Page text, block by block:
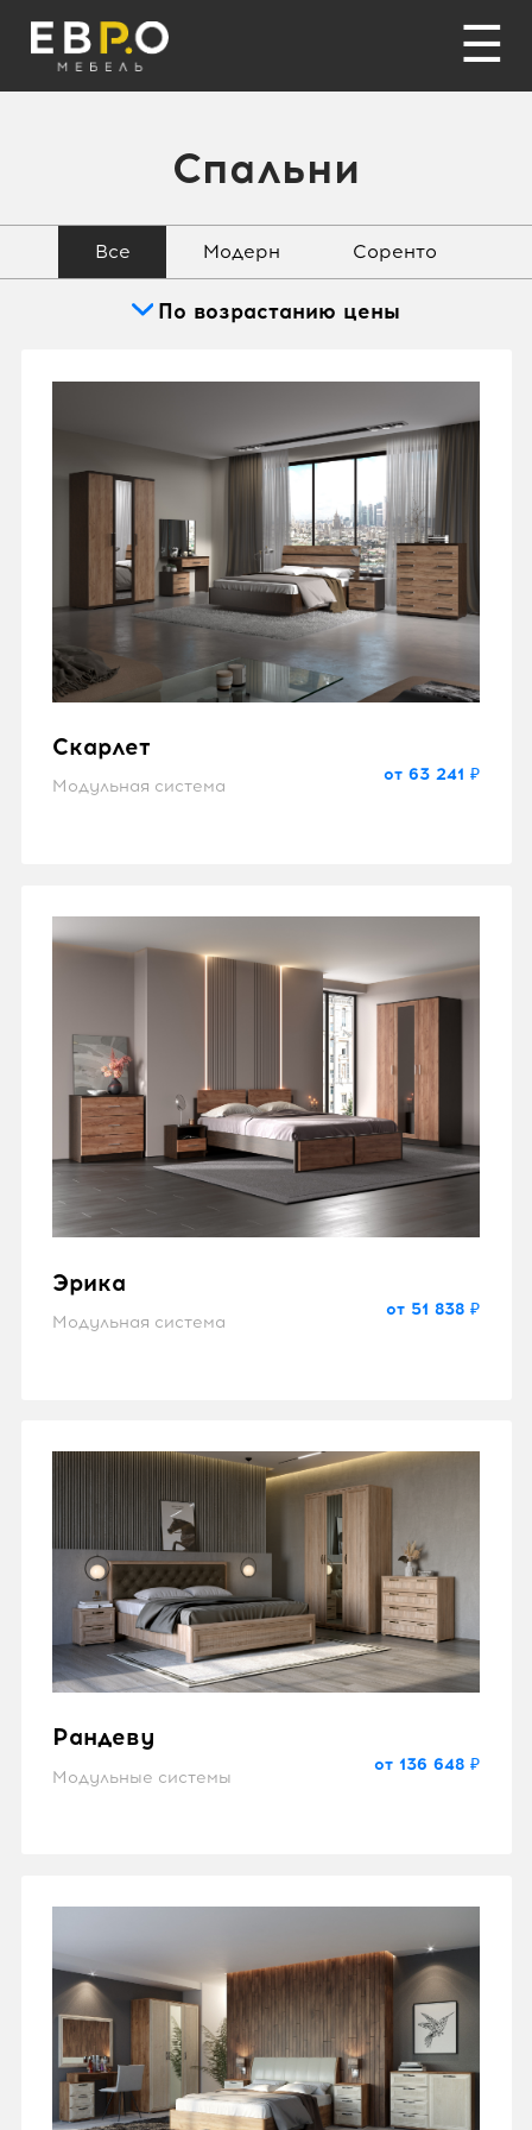
☰
Спальни
Все Модерн Соренто
По возрастанию цены
По убыванию цены
Скарлет
Модульная система
от 63 241 ₽
Эрика
Модульная система
от 51 838 ₽
Рандеву
Модульные системы
от 136 648 ₽